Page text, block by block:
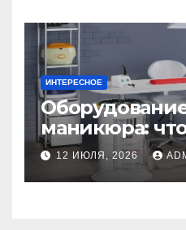
ИНТЕРЕСНОЕ
маникюра:
идеального
12 ИЮЛЯ, 2026